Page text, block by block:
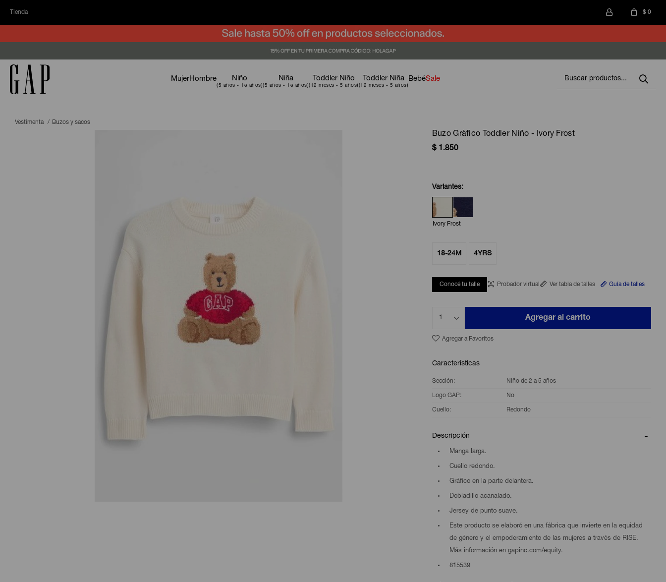
Tienda $ 0
MujerHombre Niño Niña Toddler Niño Toddler Niña BebéSale
Vestimenta Buzos y sacos
Buzo Gràfico Toddler Niño - Ivory Frost
$ 1.850
Variantes:
Ivory Frost
18-24M 4YRS
Conocé tu talle Probador virtual Ver tabla de talles Guía de talles
1 Agregar al carrito
Características
Sección Niño de 2 a 5 años
Logo GAP No
Cuello Redondo
Descripción
Manga larga.
Cuello redondo.
Gráfico en la parte delantera.
Dobladillo acanalado.
Jersey de punto suave.
Este producto se elaboró en una fábrica que invierte en la equidad
de género y el empoderamiento de las mujeres a través de RISE.
Más información en gapinc.com/equity.
815539